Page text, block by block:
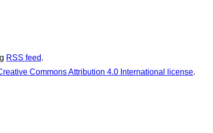
RSS feed.
Commons Attribution 4.0 International license.